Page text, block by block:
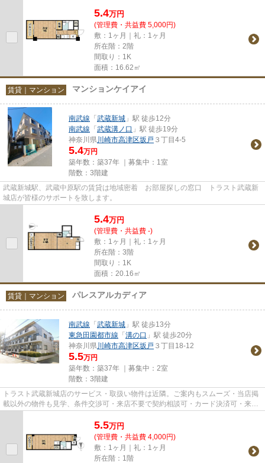
時無料駐車場有（要電話予約...
5.4万円
(管理費・共益費 5,000円)
敷：1ヶ月｜礼：1ヶ月
所在階：2階
間取り：1K
面積：16.62㎡
賃貸｜マンション マンションケイアイ
南武線 「武蔵新城 」駅 徒歩12分
南武線 「武蔵溝ノ口 」駅 徒歩19分
神奈川県川崎市高津区坂戸 ３丁目4-5
5.4万円
築年数：築37年 ｜募集中： 1室
階数：3階建
武蔵新城駅、武蔵中原駅の賃貸は地域密着 お部屋探しの窓口 トラスト武蔵新
城店が皆様のサポートを致します。
5.4万円
(管理費・共益費 -)
敷：1ヶ月｜礼：1ヶ月
所在階：3階
間取り：1K
面積：20.16㎡
賃貸｜マンション パレスアルカディア
南武線 「武蔵新城 」駅 徒歩13分
東急田園都市線 「溝の口 」駅 徒歩20分
神奈川県川崎市高津区坂戸 ３丁目18-12
5.5万円
築年数：築37年 ｜募集中： 2室
階数：3階建
トラスト武蔵新城店のサービス・取扱い物件は近隣。ご案内もスムーズ・当店掲
載以外の物件も見学、条件交渉可・来店不要で契約相談可・カード決済可・来店
時無料駐車場有（要電話予約...
5.5万円
(管理費・共益費 4,000円)
敷：1ヶ月｜礼：1ヶ月
所在階：1階